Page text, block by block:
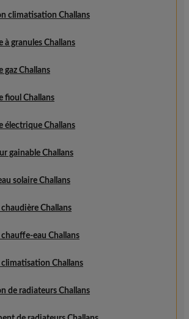
climatisation Challans
à granules Challans
gaz Challans
fioul Challans
électrique Challans
gainable Challans
solaire Challans
Challans
eau Challans
climatisation Challans
de radiateurs Challans